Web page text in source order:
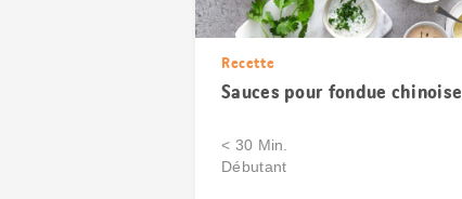
Recette
Sauces pour fondue chinoise
< 30 Min.
Débutant